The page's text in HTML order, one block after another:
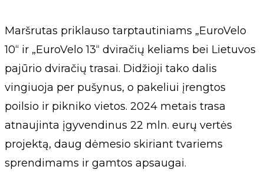
Maršrutas priklauso tarptautiniams „EuroVelo
10“ ir „EuroVelo 13“ dviračių keliams bei Lietuvos
pajūrio dviračių trasai. Didžioji tako dalis
vingiuoja per pušynus, o pakeliui įrengtos
poilsio ir pikniko vietos. 2024 metais trasa
atnaujinta įgyvendinus 22 mln. eurų vertės
projektą, daug dėmesio skiriant tvariems
sprendimams ir gamtos apsaugai.